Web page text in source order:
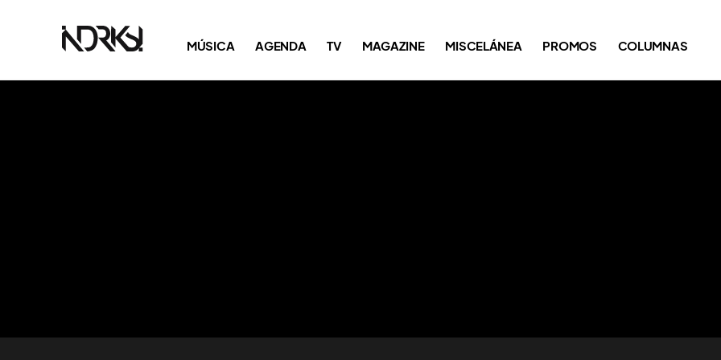
MÚSICA AGENDA TV MAGAZINE MISCELÁNEA PROMOS COLUMNAS